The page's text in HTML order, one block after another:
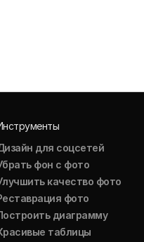
для соцсетей
фон с фото
качество фото
фото
диаграмму
таблицы